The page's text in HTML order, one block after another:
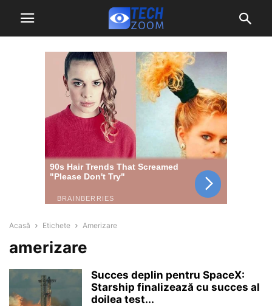
Acasă Etichete Amerizare
amerizare
Succes deplin pentru SpaceX:
Starship finalizează cu succes al
doilea test...